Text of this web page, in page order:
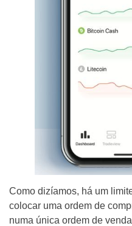
Como dizíamos, há um
colocar uma ordem de
numa única ordem de